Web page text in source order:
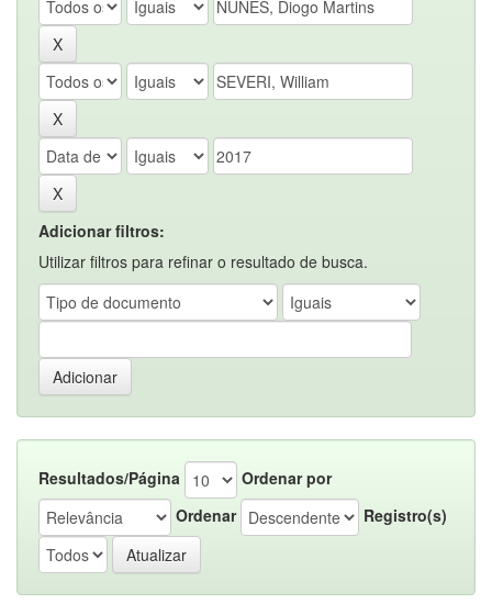
Adicionar filtros:
Utilizar filtros para refinar o resultado de busca.
Resultados/Página
Ordenar por
Ordenar
Registro(s)